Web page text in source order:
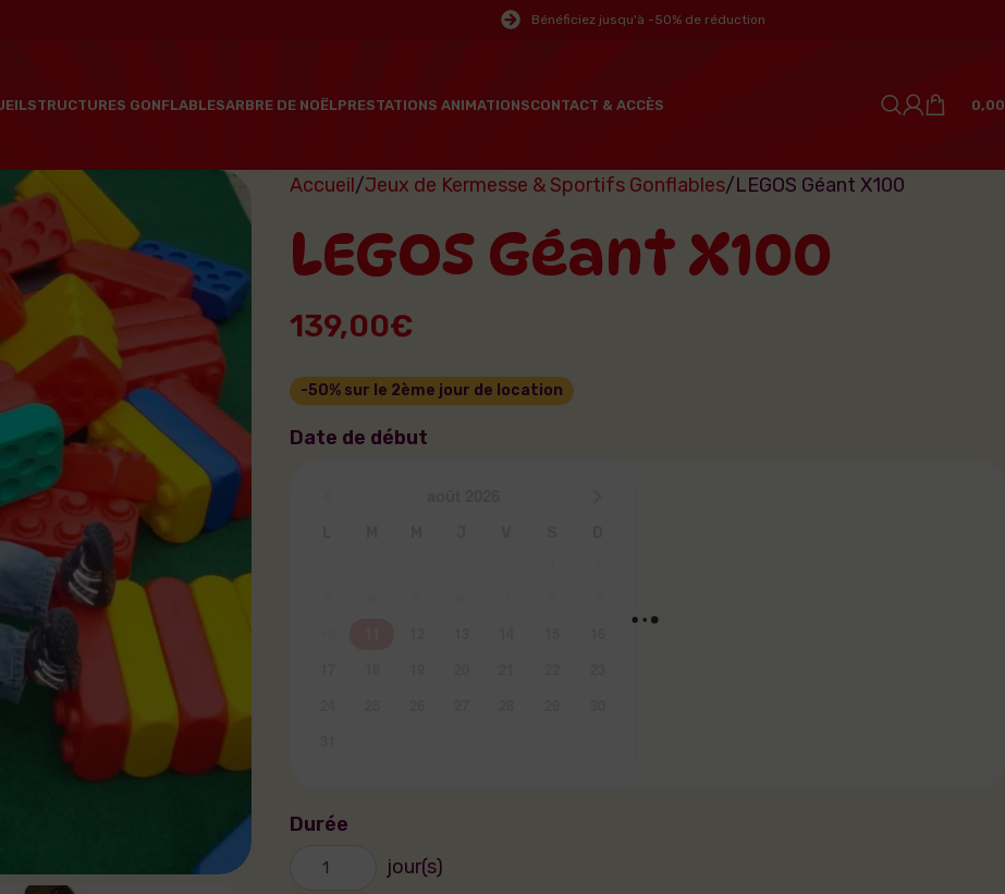
Bénéficiez jusqu'à -50% de réduction
STRUCTURES GONFLABLESARBRE DE NOËLPRESTATIONS ANIMATIONSCONTACT & ACCÈS 0,00
Accueil Jeux de Kermesse & Sportifs Gonflables LEGOS Géant X100
LEGOS Géant X100
139,00€
Date de début
Durée
jour(s)